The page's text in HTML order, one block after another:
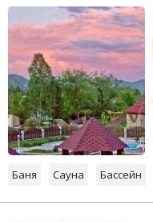
Баня Сауна Бассейн